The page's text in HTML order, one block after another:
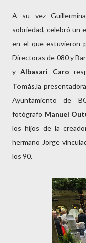
A su vez
sobriedad, celebró un
en el que estuvieron
Directoras de 080 y
yAlbasari Caro
Tomás,la presentadora
Ayuntamiento de
fotógrafo Manuel
los hijos de la
hermano Jorge
los 90.